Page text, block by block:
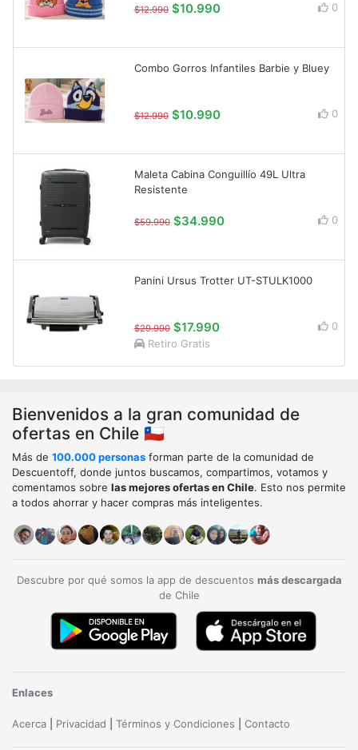
$12.990 $10.990 0
Combo Gorros Infantiles Barbie y Bluey
$12.990 $10.990 0
Maleta Cabina Conguillío 49L Ultra
Resistente
$59.990 $34.990 0
Panini Ursus Trotter UT-STULK1000
$29.990 $17.990
0
Retiro Gratis
Bienvenidos a la gran comunidad de
ofertas en Chile 🇨🇱
Más de 100.000 personas forman parte de la comunidad de
Descuentoff, donde juntos buscamos, compartimos, votamos y
comentamos sobre las mejores ofertas en Chile. Esto nos permite
a todos ahorrar y hacer compras más inteligentes.
Descubre por qué somos la app de descuentos más descargada
de Chile
Enlaces
Acerca Privacidad Términos y Condiciones Contacto